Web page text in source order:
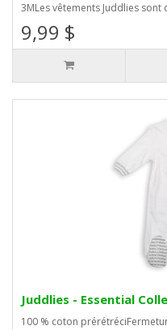
3MLes vêtements Juddlies sont
9,99 $
Juddlies - Essential
100 % coton